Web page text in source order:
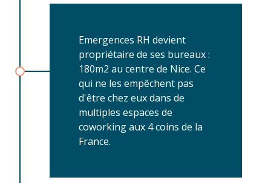
Emergences RH devient
propriétaire de ses bureaux :
180m2 au centre de Nice. Ce
qui ne les empêchent pas
d'être chez eux dans de
multiples espaces de
coworking aux 4 coins de la
France.